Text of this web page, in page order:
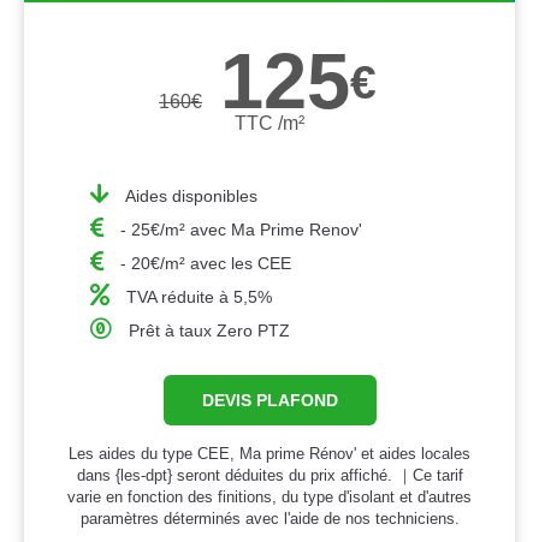
160€ 125€
TTC /m²
Aides disponibles
- 25€/m² avec Ma Prime Renov'
- 20€/m² avec les CEE
TVA réduite à 5,5%
Prêt à taux Zero PTZ
DEVIS PLAFOND
Les aides du type CEE, Ma prime Rénov' et aides locales
dans {les-dpt} seront déduites du prix affiché. ｜Ce tarif
varie en fonction des finitions, du type d'isolant et d'autres
paramètres déterminés avec l'aide de nos techniciens.